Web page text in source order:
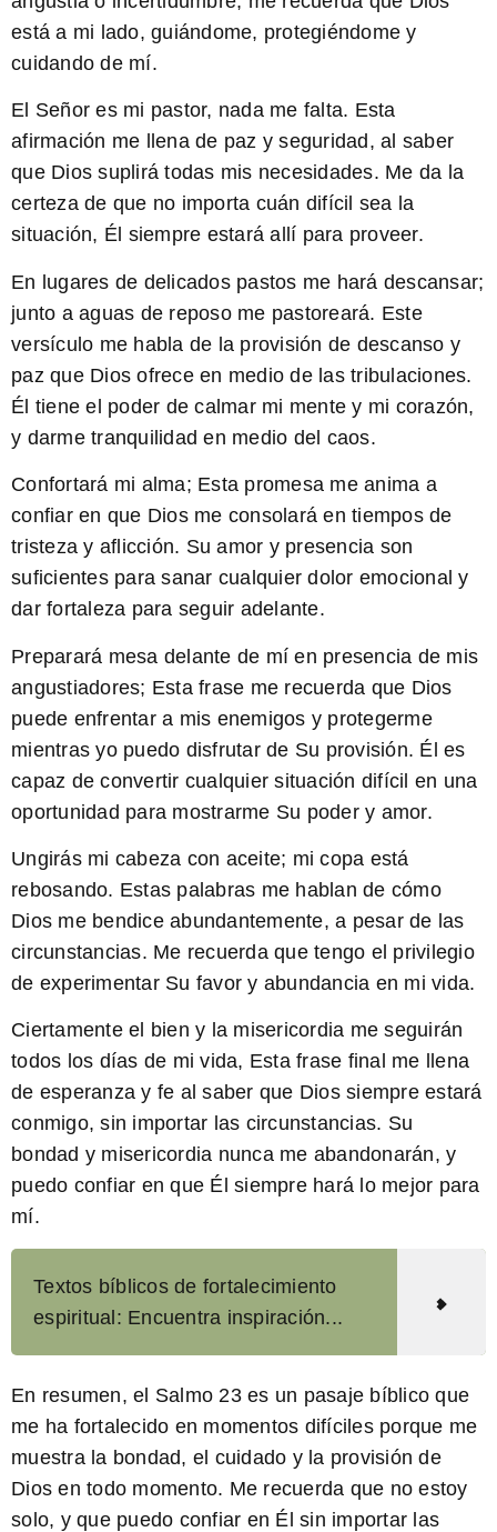
está a mi lado, guiándome, protegiéndome y
cuidando de mí.
El Señor es mi pastor, nada me falta. Esta
afirmación me llena de paz y seguridad, al saber
que Dios suplirá todas mis necesidades. Me da la
certeza de que no importa cuán difícil sea la
situación, Él siempre estará allí para proveer.
En lugares de delicados pastos me hará descansar;
junto a aguas de reposo me pastoreará. Este
versículo me habla de la provisión de descanso y
paz que Dios ofrece en medio de las tribulaciones.
Él tiene el poder de calmar mi mente y mi corazón,
y darme tranquilidad en medio del caos.
Confortará mi alma; Esta promesa me anima a
confiar en que Dios me consolará en tiempos de
tristeza y aflicción. Su amor y presencia son
suficientes para sanar cualquier dolor emocional y
dar fortaleza para seguir adelante.
Preparará mesa delante de mí en presencia de mis
angustiadores; Esta frase me recuerda que Dios
puede enfrentar a mis enemigos y protegerme
mientras yo puedo disfrutar de Su provisión. Él es
capaz de convertir cualquier situación difícil en una
oportunidad para mostrarme Su poder y amor.
Ungirás mi cabeza con aceite; mi copa está
rebosando. Estas palabras me hablan de cómo
Dios me bendice abundantemente, a pesar de las
circunstancias. Me recuerda que tengo el privilegio
de experimentar Su favor y abundancia en mi vida.
Ciertamente el bien y la misericordia me seguirán
todos los días de mi vida, Esta frase final me llena
de esperanza y fe al saber que Dios siempre estará
conmigo, sin importar las circunstancias. Su
bondad y misericordia nunca me abandonarán, y
puedo confiar en que Él siempre hará lo mejor para
mí.
Textos bíblicos de fortalecimiento
espiritual: Encuentra inspiración...
En resumen, el Salmo 23 es un pasaje bíblico que
me ha fortalecido en momentos difíciles porque me
muestra la bondad, el cuidado y la provisión de
Dios en todo momento. Me recuerda que no estoy
solo, y que puedo confiar en Él sin importar las